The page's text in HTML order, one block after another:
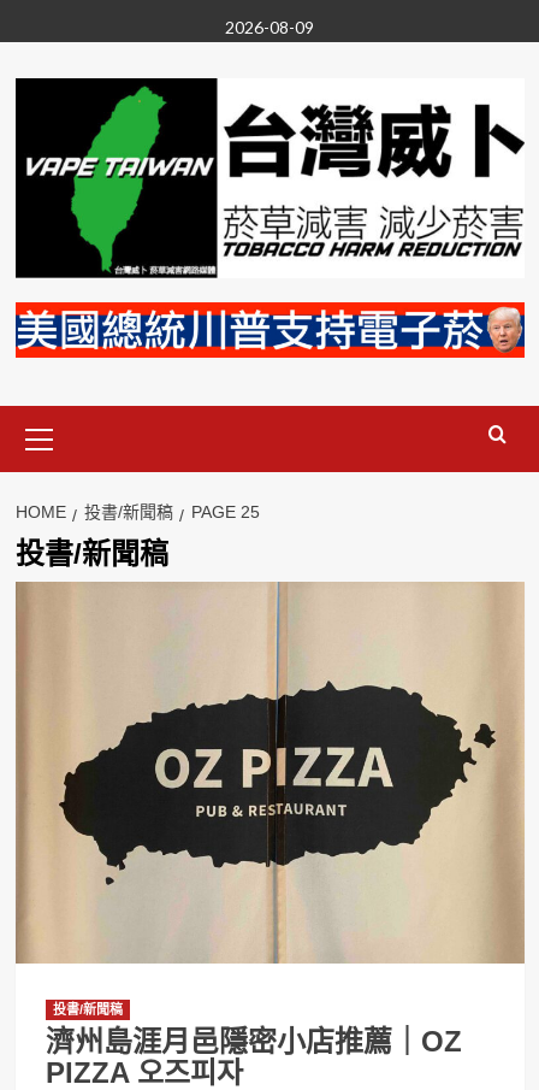
to
content
2026-08-09
Menu
HOME 投書/新聞稿 PAGE 25
投書/新聞稿
投書/新聞稿
濟州島涯月邑隱密小店推薦｜OZ
PIZZA 오즈피자